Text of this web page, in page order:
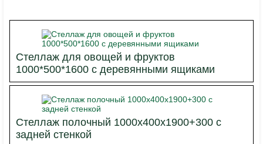
Стеллаж для овощей и фруктов
1000*500*1600 с деревянными ящиками
Стеллаж полочный 1000х400х1900+300 с
задней стенкой